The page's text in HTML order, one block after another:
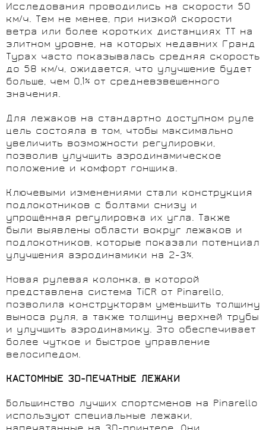
Исследования проводились на скорости 50
км/ч. Тем не менее, при низкой скорости
ветра или более коротких дистанциях TT на
элитном уровне, на которых недавних Гранд
Турах часто показывалась средняя скорость
до 58 км/ч, ожидается, что улучшение будет
больше, чем 0,1% от средневзвешенного
значения.
Для лежаков на стандартно доступном руле
цель состояла в том, чтобы максимально
увеличить возможности регулировки,
позволив улучшить аэродинамическое
положение и комфорт гонщика.
Ключевыми изменениями стали конструкция
подлокотников с болтами снизу и
упрощённая регулировка их угла. Также
были выявлены области вокруг лежаков и
подлокотников, которые показали потенциал
улучшения аэродинамики на 2-3%.
Новая рулевая колонка, в которой
представлена ​​система TiCR от Pinarello,
позволила конструкторам уменьшить толщину
выноса руля, а также толщину верхней трубы
и улучшить аэродинамику. Это обеспечивает
более чуткое и быстрое управление
велосипедом.
КАСТОМНЫЕ 3D-ПЕЧАТНЫЕ ЛЕЖАКИ
Большинство лучших спортсменов на Pinarello
используют специальные лежаки,